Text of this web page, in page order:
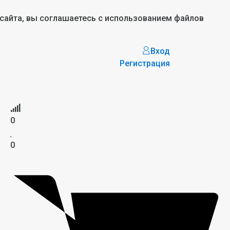
вы соглашаетесь с использованием файлов
Вход
Регистрация
0
0